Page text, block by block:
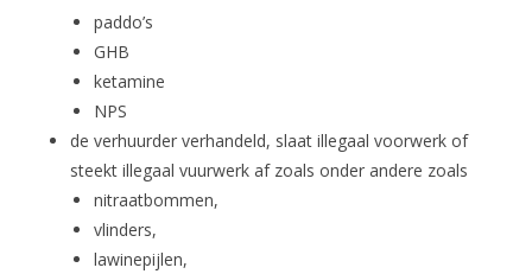
paddo’s
GHB
ketamine
NPS
de verhuurder verhandeld, slaat illegaal voorwerk of
steekt illegaal vuurwerk af zoals onder andere zoals
nitraatbommen,
vlinders,
lawinepijlen,